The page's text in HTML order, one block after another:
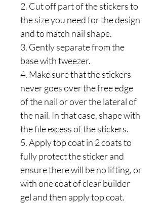
2. Cut off part of the stickers to
the size you need for the design
and to match nail shape.
3. Gently separate from the
base with tweezer.
4. Make sure that the stickers
never goes over the free edge
of the nail or over the lateral of
the nail. In that case, shape with
the file excess of the stickers.
5. Apply top coat in 2 coats to
fully protect the sticker and
ensure there will be no lifting, or
with one coat of clear builder
gel and then apply top coat.